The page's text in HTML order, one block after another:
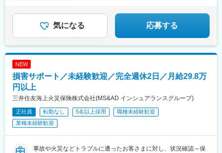
駅、新豊橋駅、あすなろう四日市駅、心斎橋駅、五条駅(京都市
営)、山陽姫路駅、花隈駅、上栄町駅、立町駅、高松築港駅、櫛田
神社前駅、小倉駅(福岡県)、天神駅、鹿児島中央駅、花畑町駅、桜
駅前駅
気になる 応募する
NEW
損害サポート／未経験歓迎／完全週休2日／月給29.8万
円以上
三井住友海上火災保険株式会社(MS&AD インシュアランスグループ)
正社員 転勤なし 5名以上採用
職種未経験歓迎
業種未経験歓迎
事故や火災などトラブルに遭ったお客さまに対し、状況確認～保